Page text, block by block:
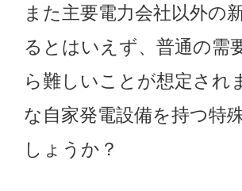
また主要電力会社以外の
るとはいえず、普通の需
ら難しいことが想定され
な自家発電設備を持つ特
しょうか？